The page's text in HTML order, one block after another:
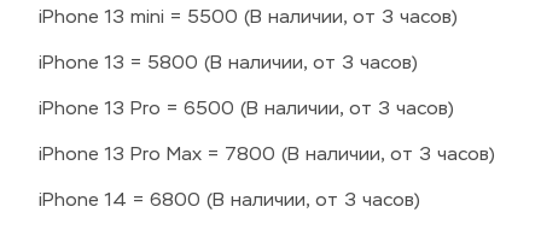
iPhone 13 mini = 5500 (В наличии, от 3 часов)
iPhone 13 = 5800 (В наличии, от 3 часов)
iPhone 13 Pro = 6500 (В наличии, от 3 часов)
iPhone 13 Pro Max = 7800 (В наличии, от 3 часов)
iPhone 14 = 6800 (В наличии, от 3 часов)